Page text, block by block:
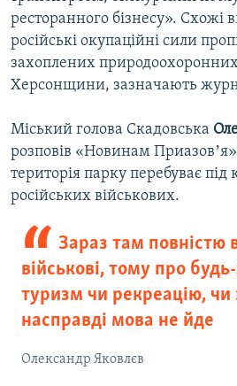
ресторанного бізнесу». Схожі
російські окупаційні сили
захоплених
Херсонщини, зазначають
Міський голова Скадовська
розповів «Новинам
територія парку перебуває під
російських військових.
Зараз там повністю
військові, тому про
туризм чи рекреацію,
насправді мова не йде
Олександр Яковлєв